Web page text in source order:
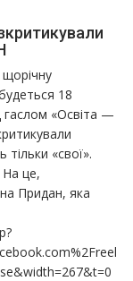
18
гаслом «Освіта —
«свої».
На це,
Придан, яка